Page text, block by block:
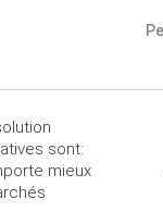
sont:
mieux